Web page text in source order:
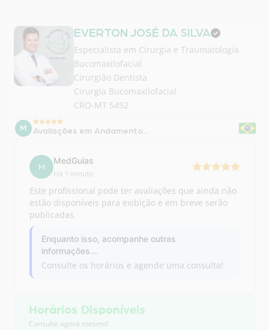
Cirurgião Dentista
Cirurgia Bucomaxilofacial
CRO-MT 5452
M Avaliações em Andamento...
M
Há 1 minuto
estão disponíveis para exibição e em breve serão
publicadas.
Enquanto isso, acompanhe outras
informações...
Consulte os horários e agende uma consulta!
Horários Disponíveis
Consulte agora mesmo!
Para consultar, clique no botão abaixo e